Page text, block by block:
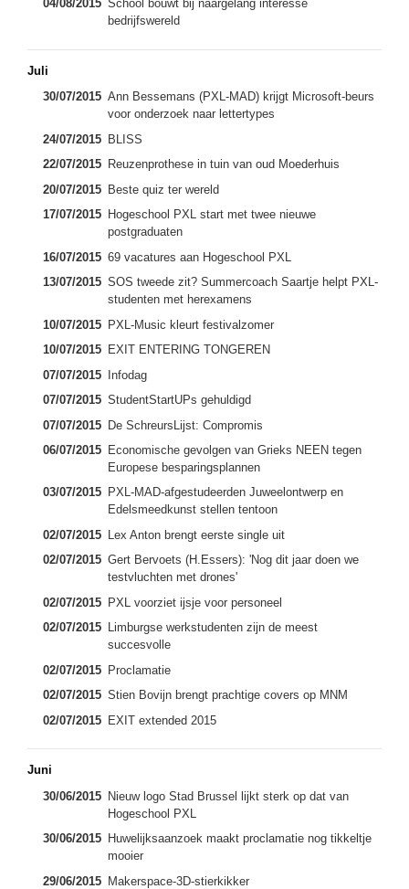
04/08/2015 School bouwt bij naargelang interesse
bedrijfswereld
Juli
30/07/2015 Ann Bessemans (PXL-MAD) krijgt Microsoft-beurs
voor onderzoek naar lettertypes
24/07/2015 BLISS
22/07/2015 Reuzenprothese in tuin van oud Moederhuis
20/07/2015 Beste quiz ter wereld
17/07/2015 Hogeschool PXL start met twee nieuwe
postgraduaten
16/07/2015 69 vacatures aan Hogeschool PXL
13/07/2015 SOS tweede zit? Summercoach Saartje helpt PXL-
studenten met herexamens
10/07/2015 PXL-Music kleurt festivalzomer
10/07/2015 EXIT ENTERING TONGEREN
07/07/2015 Infodag
07/07/2015 StudentStartUPs gehuldigd
07/07/2015 De SchreursLijst: Compromis
06/07/2015 Economische gevolgen van Grieks NEEN tegen
Europese besparingsplannen
03/07/2015 PXL-MAD-afgestudeerden Juweelontwerp en
Edelsmeedkunst stellen tentoon
02/07/2015
Lex Anton brengt eerste single uit
02/07/2015 Gert Bervoets (H.Essers): 'Nog dit jaar doen we
testvluchten met drones'
02/07/2015 PXL voorziet ijsje voor personeel
02/07/2015 Limburgse werkstudenten zijn de meest
succesvolle
02/07/2015 Proclamatie
02/07/2015 Stien Bovijn brengt prachtige covers op MNM
02/07/2015 EXIT extended 2015
Juni
30/06/2015 Nieuw logo Stad Brussel lijkt sterk op dat van
Hogeschool PXL
30/06/2015 Huwelijksaanzoek maakt proclamatie nog tikkeltje
mooier
29/06/2015 Makerspace-3D-stierkikker